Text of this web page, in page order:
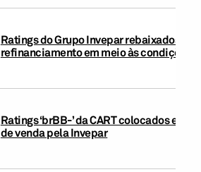
Ratings do Grupo Invepar rebaixados para
refinanciamento em meio às condições
Ratings ‘brBB-’ da CART colocados em
de venda pela Invepar